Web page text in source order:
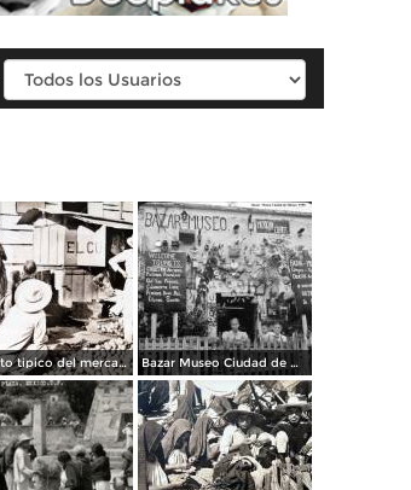
Aspecto tipico del mercado ( Circulada el 24 de Junio de 1940 ). Bazar Museo Ciudad de México 1950